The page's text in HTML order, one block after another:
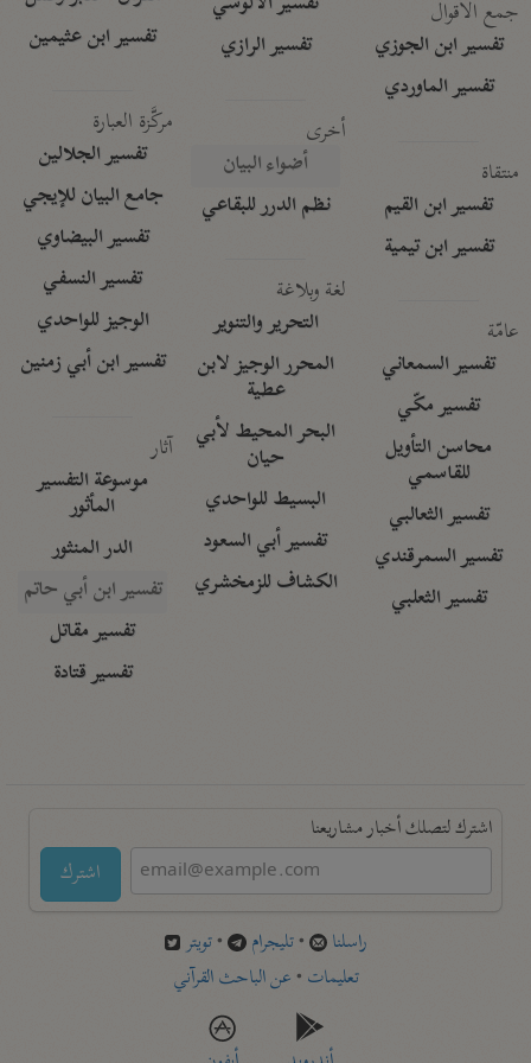
جمع الأقوال
تفسير ابن الجوزي
تفسير الماوردي
منتقاة
تفسير ابن القيم
تفسير ابن تيمية
عامّة
تفسير السمعاني
تفسير مكّي
محاسن التأويل
للقاسمي
تفسير الثعالبي
تفسير السمرقندي
تفسير الثعلبي
تفسير الرازي
أخرى
أضواء البيان
نظم الدرر للبقاعي
لغة وبلاغة
التحرير والتنوير
المحرر الوجيز لابن
عطية
البحر المحيط لأبي
حيان
البسيط للواحدي
تفسير أبي السعود
الكشاف للزمخشري
تفسير ابن عثيمين
مركَّزة العبارة
تفسير الجلالين
جامع البيان للإيجي
تفسير البيضاوي
تفسير النسفي
الوجيز للواحدي
تفسير ابن أبي زمنين
آثار
موسوعة التفسير
المأثور
الدر المنثور
تفسير ابن أبي حاتم
تفسير مقاتل
تفسير قتادة
اشترك لتصلك أخبار مشاريعنا
اشترك
راسلنا •تليجرام •تويتر
تعليمات •عن الباحث القرآني